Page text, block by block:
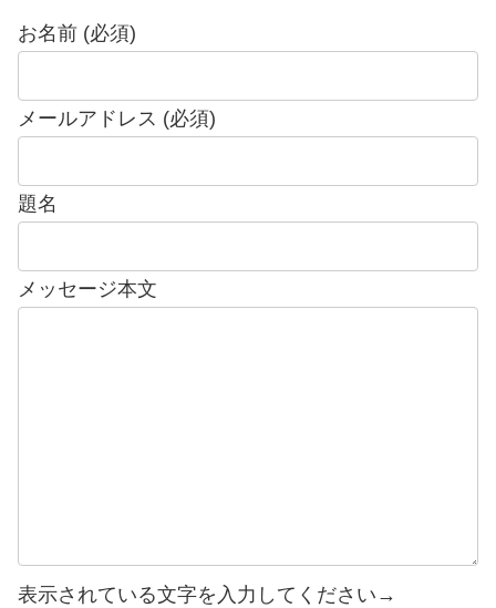
お名前 (必須)
メールアドレス (必須)
題名
メッセージ本文
表示されている文字を入力してください→